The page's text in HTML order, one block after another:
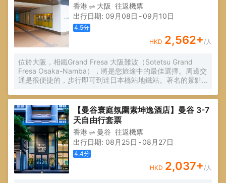
香港 大阪 往返機票
出行日期: 09月08日 -09月10日
4.5分
HKD 2,562+/人
位於大阪，相鐵Grand Fresa 大阪難波（Sotetsu Grand
Fresa Osaka-Namba），將是您旅途中的最佳選擇。周邊交
通是很便捷的，步行即可到達日本橋站地鐵站。著名的景點
到達。 客房內的所有設施都是經過精心的考慮和安排，空調
在滿足您入住需求的同時又能增添家的温馨感。服務人員會
提前為您準備好電熱水壺，以滿足您的飲水需求。浴室配有
拖鞋、浴缸和吹風機。 酒店提供的休閑設施，旨在為旅客營
造多姿多彩、奢華完美的住宿體驗。酒店設有24小時前台諮
詢服務，為下榻至此的您提供最貼心的行程安排。
【曼谷寰庭氛圍素坤逸酒店】曼谷 3-7
天自由行套票
香港 曼谷 往返機票
出行日期: 08月25日 -08月27日
4.4分
HKD 2,037+/人